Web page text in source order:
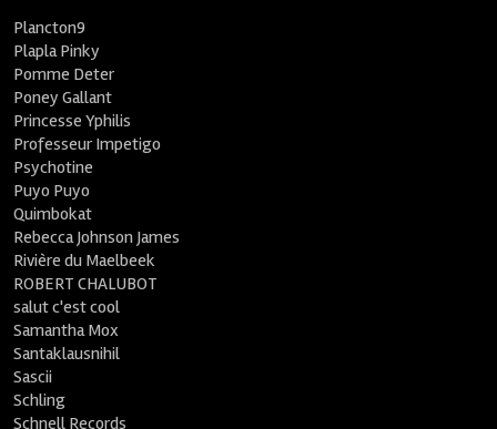
Plancton9
Plapla Pinky
Pomme Deter
Poney Gallant
Princesse Yphilis
Professeur Impetigo
Psychotine
Puyo Puyo
Quimbokat
Rebecca Johnson James
Rivière du Maelbeek
ROBERT CHALUBOT
salut c'est cool
Samantha Mox
Santaklausnihil
Sascii
Schling
Schnell Records